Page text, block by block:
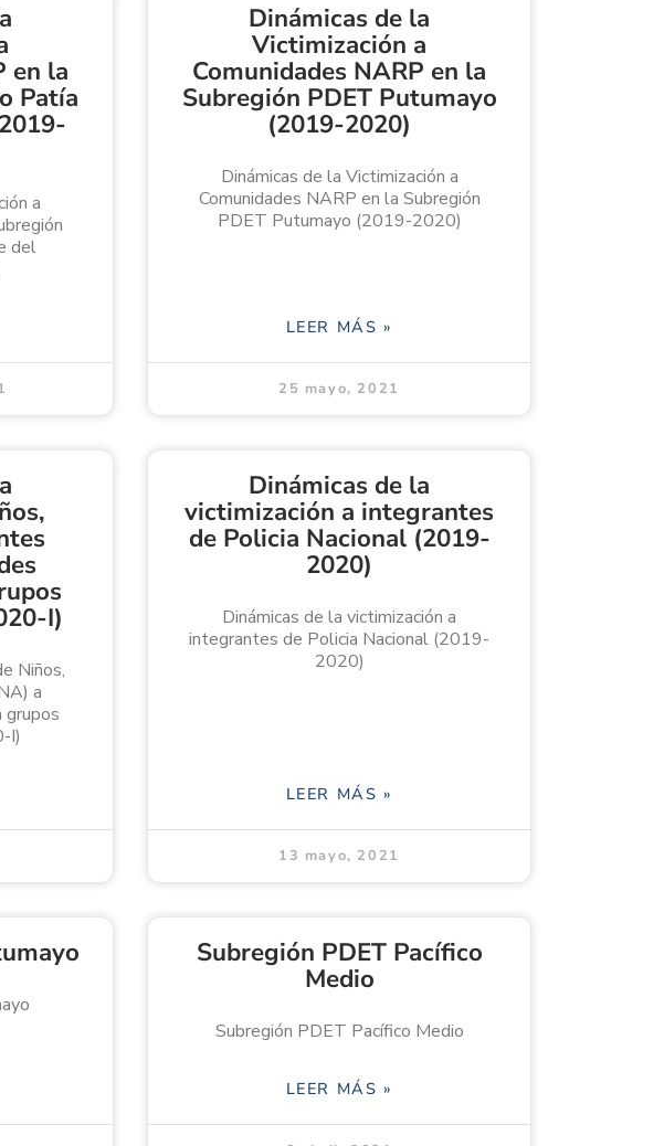
en la
Patía
a
del
Dinámicas de la
Victimización a
Comunidades NARP en la
Subregión PDET Putumayo
(2019-2020)​
Dinámicas de la Victimización a
Comunidades NARP en la Subregión
PDET Putumayo (2019-2020)
LEER MÁS »
25 mayo, 2021
I)
Niños,
a
grupos
I)
Dinámicas de la
victimización a integrantes
de Policia Nacional (2019-
2020)
Dinámicas de la victimización a
integrantes de Policia Nacional (2019-
2020)
LEER MÁS »
13 mayo, 2021
Subregión PDET Pacífico
Medio
Subregión PDET Pacífico Medio
LEER MÁS »